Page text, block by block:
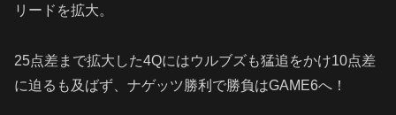
リードを拡大。
25点差まで拡大した4Qにはウルブズも猛追をかけ10点差
に迫るも及ばず、ナゲッツ勝利で勝負はGAME6へ！